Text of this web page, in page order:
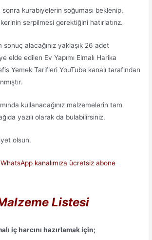
sonra kurabiyelerin soğuması beklenip,
serpilmesi gerektiğini hatırlatırız.
alacağınız yaklaşık 26 adet
elde edilen Ev Yapımı Elmalı Harika
Yemek Tarifleri YouTube kanalı tarafından
kullanacağınız malzemelerin tam
yazılı olarak da bulabilirsiniz.
olsun.
kanalımıza ücretsiz abone
Listesi
iç harcını hazırlamak için;